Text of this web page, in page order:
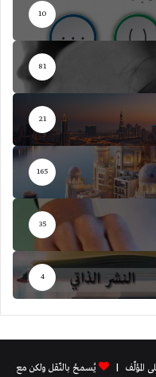
10
81
21
165
35
4
يُسمحُ بالنّقل ولكن مع